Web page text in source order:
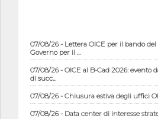
07/08/26 - Lettera OICE per il bando
Governo per il ...
07/08/26 - OICE al B-Cad 2026: evento
di succ...
07/08/26 - Chiusura estiva degli uffici
07/08/26 - Data center di interesse